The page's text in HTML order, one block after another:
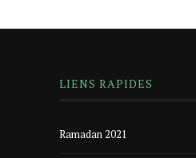
LIENS RAPIDES
Ramadan 2021